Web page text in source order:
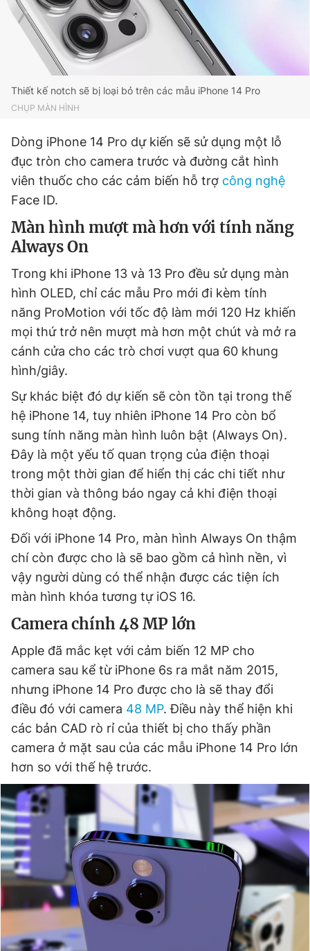
Thiết kế notch sẽ bị loại bỏ trên các mẫu iPhone 14 Pro
CHỤP MÀN HÌNH
Dòng iPhone 14 Pro dự kiến sẽ sử dụng một lỗ
đục tròn cho camera trước và đường cắt hình
viên thuốc cho các cảm biến hỗ trợ công nghệ
Face ID.
Màn hình mượt mà hơn với tính năng
Always On
Trong khi iPhone 13 và 13 Pro đều sử dụng màn
hình OLED, chỉ các mẫu Pro mới đi kèm tính
năng ProMotion với tốc độ làm mới 120 Hz khiến
mọi thứ trở nên mượt mà hơn một chút và mở ra
cánh cửa cho các trò chơi vượt qua 60 khung
hình/giây.
Sự khác biệt đó dự kiến ​​sẽ còn tồn tại trong thế
hệ iPhone 14, tuy nhiên iPhone 14 Pro còn bổ
sung tính năng màn hình luôn bật (Always On).
Đây là một yếu tố quan trọng của điện thoại
trong một thời gian để hiển thị các chi tiết như
thời gian và thông báo ngay cả khi điện thoại
không hoạt động.
Đối với iPhone 14 Pro, màn hình Always On thậm
chí còn được cho là sẽ bao gồm cả hình nền, vì
vậy người dùng có thể nhận được các tiện ích
màn hình khóa tương tự iOS 16.
Camera chính 48 MP lớn
Apple đã mắc kẹt với cảm biến 12 MP cho
camera sau kể từ iPhone 6s ra mắt năm 2015,
nhưng iPhone 14 Pro được cho là sẽ thay đổi
điều đó với camera 48 MP. Điều này thể hiện khi
các bản CAD rò rỉ của thiết bị cho thấy phần
camera ở mặt sau của các mẫu iPhone 14 Pro lớn
hơn so với thế hệ trước.